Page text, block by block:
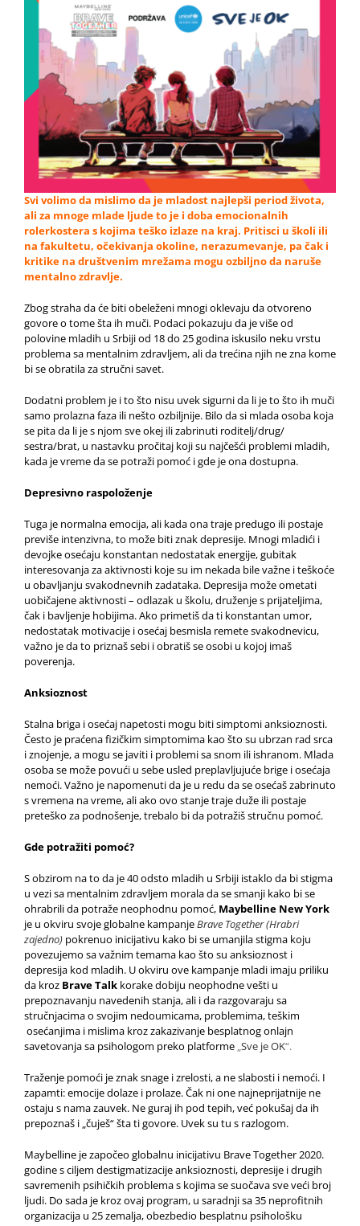
Svi volimo da mislimo da je mladost najlepši period života,
ali za mnoge mlade ljude to je i doba emocionalnih
rolerkostera s kojima teško izlaze na kraj. Pritisci u školi ili
na fakultetu, očekivanja okoline, nerazumevanje, pa čak i
kritike na društvenim mrežama mogu ozbiljno da naruše
mentalno zdravlje.
Zbog straha da će biti obeleženi mnogi oklevaju da otvoreno
govore o tome šta ih muči. Podaci pokazuju da je više od
polovine mladih u Srbiji od 18 do 25 godina iskusilo neku vrstu
problema sa mentalnim zdravljem, ali da trećina njih ne zna kome
bi se obratila za stručni savet.
Dodatni problem je i to što nisu uvek sigurni da li je to što ih muči
samo prolazna faza ili nešto ozbiljnije. Bilo da si mlada osoba koja
se pita da li je s njom sve okej ili zabrinuti roditelj/drug/
sestra/brat, u nastavku pročitaj koji su najčešći problemi mladih,
kada je vreme da se potraži pomoć i gde je ona dostupna.
Depresivno raspoloženje
Tuga je normalna emocija, ali kada ona traje predugo ili postaje
previše intenzivna, to može biti znak depresije. Mnogi mladići i
devojke osećaju konstantan nedostatak energije, gubitak
interesovanja za aktivnosti koje su im nekada bile važne i teškoće
u obavljanju svakodnevnih zadataka. Depresija može ometati
uobičajene aktivnosti – odlazak u školu, druženje s prijateljima,
čak i bavljenje hobijima. Ako primetiš da ti konstantan umor,
nedostatak motivacije i osećaj besmisla remete svakodnevicu,
važno je da to priznaš sebi i obratiš se osobi u kojoj imaš
poverenja.
Anksioznost
Stalna briga i osećaj napetosti mogu biti simptomi anksioznosti.
Često je praćena fizičkim simptomima kao što su ubrzan rad srca
i znojenje, a mogu se javiti i problemi sa snom ili ishranom. Mlada
osoba se može povući u sebe usled preplavljujuće brige i osećaja
nemoći. Važno je napomenuti da je u redu da se osećaš zabrinuto
s vremena na vreme, ali ako ovo stanje traje duže ili postaje
preteško za podnošenje, trebalo bi da potražiš stručnu pomoć.
Gde potražiti pomoć?
S obzirom na to da je 40 odsto mladih u Srbiji istaklo da bi stigma
u vezi sa mentalnim zdravljem morala da se smanji kako bi se
ohrabrili da potraže neophodnu pomoć, Maybelline New York
je u okviru svoje globalne kampanjeBrave Together (Hrabri
zajedno) pokrenuo inicijativu kako bi se umanjila stigma koju
povezujemo sa važnim temama kao što su anksioznost i
depresija kod mladih. U okviru ove kampanje mladi imaju priliku
da kroz Brave Talk korake dobiju neophodne vešti u
prepoznavanju navedenih stanja, ali i da razgovaraju sa
stručnjacima o svojim nedoumicama, problemima, teškim
osećanjima i mislima kroz zakazivanje besplatnog onlajn
savetovanja sa psihologom preko platforme „Sve je OK“.
Traženje pomoći je znak snage i zrelosti, a ne slabosti i nemoći. I
zapamti: emocije dolaze i prolaze. Čak ni one najneprijatnije ne
ostaju s nama zauvek. Ne guraj ih pod tepih, već pokušaj da ih
prepoznaš i „čuješ“ šta ti govore. Uvek su tu s razlogom.
Maybelline je započeo globalnu inicijativu Brave Together 2020.
godine s ciljem destigmatizacije anksioznosti, depresije i drugih
savremenih psihičkih problema s kojima se suočava sve veći broj
ljudi. Do sada je kroz ovaj program, u saradnji sa 35 neprofitnih
organizacija u 25 zemalja, obezbedio besplatnu psihološku